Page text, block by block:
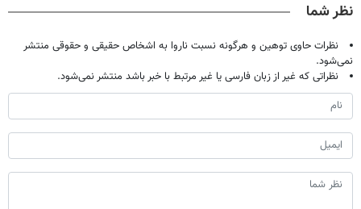
نظر شما
نظرات حاوی توهین و هرگونه نسبت ناروا به اشخاص حقیقی و حقوقی منتشر
نمی‌شود.
نظراتی که غیر از زبان فارسی یا غیر مرتبط با خبر باشد منتشر نمی‌شود.